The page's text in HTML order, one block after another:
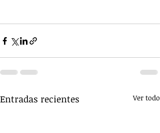
Entradas recientes Ver todo